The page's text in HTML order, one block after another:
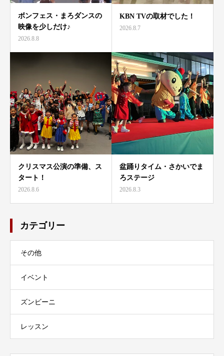
ボンフェス・まろダンスの
映像を少しだけ♪
2026.8.8
KBN TVの取材でした！
2026.8.7
クリスマス公演の準備、ス
タート！
2026.8.6
盆踊りタイム・さかいでま
ろステージ
2026.8.3
カテゴリー
その他
イベント
ズンビーニ
レッスン